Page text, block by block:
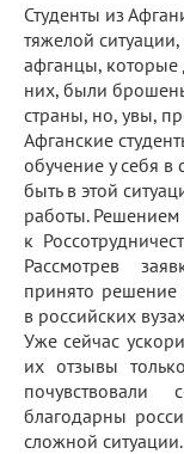
Студенты из
тяжелой
афганцы, которые
них, были
страны, но, увы,
Афганские
обучение у себя в
быть в этой
работы.
к
Рассмотрев
принято решение
в российских
Уже сейчас
их отзывы
благодарны
сложной ситуации.